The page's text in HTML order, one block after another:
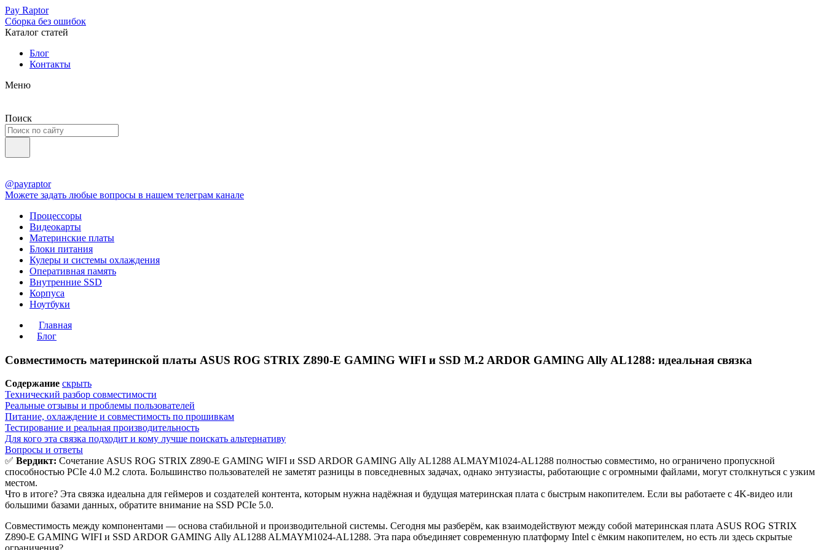
Pay Raptor
Сборка без ошибок
Каталог статей
Блог
Контакты
Меню
Поиск
@payraptor
Можете задать любые вопросы в нашем телеграм канале
Процессоры
Видеокарты
Материнские платы
Блоки питания
Кулеры и системы охлаждения
Оперативная память
Внутренние SSD
Корпуса
Ноутбуки
Главная
Блог
Совместимость материнской платы ASUS ROG STRIX Z890-E GAMING WIFI и SSD M.2 ARDOR GAMING Ally AL1288: идеальная связка
Содержание скрыть
Технический разбор совместимости
Реальные отзывы и проблемы пользователей
Питание, охлаждение и совместимость по прошивкам
Тестирование и реальная производительность
Для кого эта связка подходит и кому лучше поискать альтернативу
Вопросы и ответы
✅ Вердикт: Сочетание ASUS ROG STRIX Z890-E GAMING WIFI и SSD ARDOR GAMING Ally AL1288 ALMAYM1024-AL1288 полностью совместимо, но ограничено пропускной
способностью PCIe 4.0 M.2 слота. Большинство пользователей не заметят разницы в повседневных задачах, однако энтузиасты, работающие с огромными файлами, могут столкнуться с узким
местом.
Что в итоге? Эта связка идеальна для геймеров и создателей контента, которым нужна надёжная и будущая материнская плата с быстрым накопителем. Если вы работаете с 4K-видео или
большими базами данных, обратите внимание на SSD PCIe 5.0.
Совместимость между компонентами — основа стабильной и производительной системы. Сегодня мы разберём, как взаимодействуют между собой материнская плата ASUS ROG STRIX
Z890-E GAMING WIFI и SSD ARDOR GAMING Ally AL1288 ALMAYM1024-AL1288. Эта пара объединяет современную платформу Intel с ёмким накопителем, но есть ли здесь скрытые